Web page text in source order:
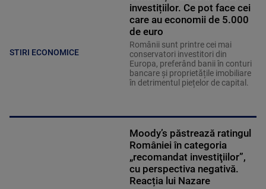
STIRI ECONOMICE
investițiilor. Ce pot face cei
care au economii de 5.000
de euro
Românii sunt printre cei mai
conservatori investitori din
Europa, preferând banii în conturi
bancare și proprietățile imobiliare
în detrimentul piețelor de capital.
Moody’s păstrează ratingul
României în categoria
„recomandat investiţiilor”,
cu perspectiva negativă.
Reacția lui Nazare